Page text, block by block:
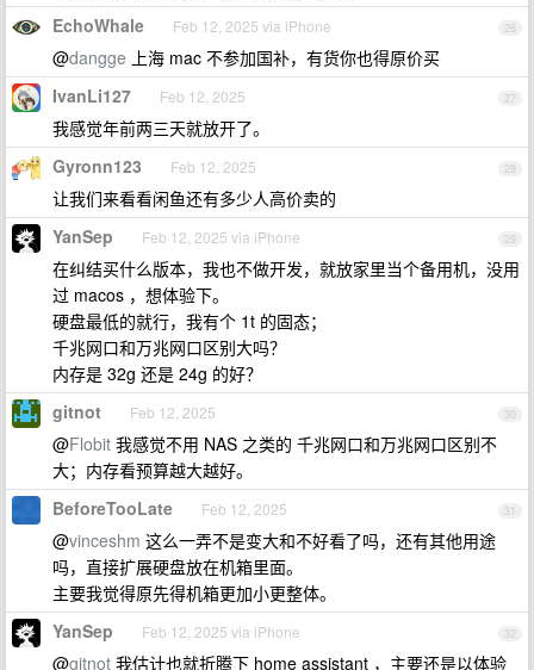
26
EchoWhale Feb 12, 2025 via iPhone
@dangge 上海 mac 不参加国补，有货你也得原价买
27
IvanLi127 Feb 12, 2025
我感觉年前两三天就放开了。
28
Gyronn123 Feb 12, 2025
让我们来看看闲鱼还有多少人高价卖的
29
YanSep Feb 12, 2025 via iPhone
在纠结买什么版本，我也不做开发，就放家里当个备用机，没用
过 macos ，想体验下。
硬盘最低的就行，我有个 1t 的固态；
千兆网口和万兆网口区别大吗？
内存是 32g 还是 24g 的好？
30
gitnot Feb 12, 2025
@Flobit 我感觉不用 NAS 之类的 千兆网口和万兆网口区别不
大；内存看预算越大越好。
31
BeforeTooLate Feb 12, 2025
@vinceshm 这么一弄不是变大和不好看了吗，还有其他用途
吗，直接扩展硬盘放在机箱里面。
主要我觉得原先得机箱更加小更整体。
32
YanSep Feb 12, 2025 via iPhone
@gitnot 我估计也就折腾下 home assistant ，主要还是以体验